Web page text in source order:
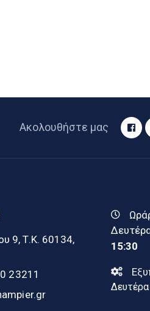
Ακολουθήστε μας
9, Τ.Κ. 60134,
23211
15:30